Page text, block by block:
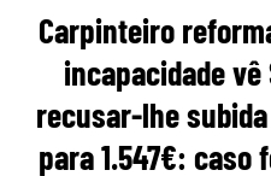
Carpinteiro
incapacidade vê
recusar-lhe
para 1.547€: caso